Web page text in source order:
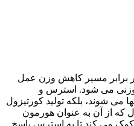
برابر مسیر کاهش وزن عمل
می شود. استرس و
می شوند، بلکه تولید کورتیزول
که از آن به عنوان هورمون
می کند تا به استرس پاسخ